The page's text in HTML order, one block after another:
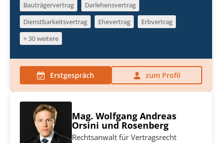
Bauträgervertrag
Darlehensvertrag
Dienstbarkeitsvertrag
Ehevertrag
Erbvertrag
+ 30 weitere
Erstgespräch zum Profil
Mag. Wolfgang Andreas
Orsini und Rosenberg
Rechtsanwalt für Vertragsrecht